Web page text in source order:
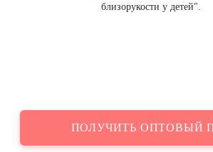
близорукости у детей".
ПОЛУЧИТЬ ОПТОВЫЙ